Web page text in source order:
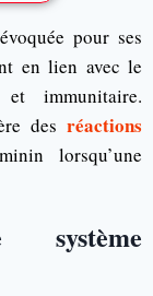
pour ses
en lien avec le
et immunitaire.
des réactions
lorsqu’une